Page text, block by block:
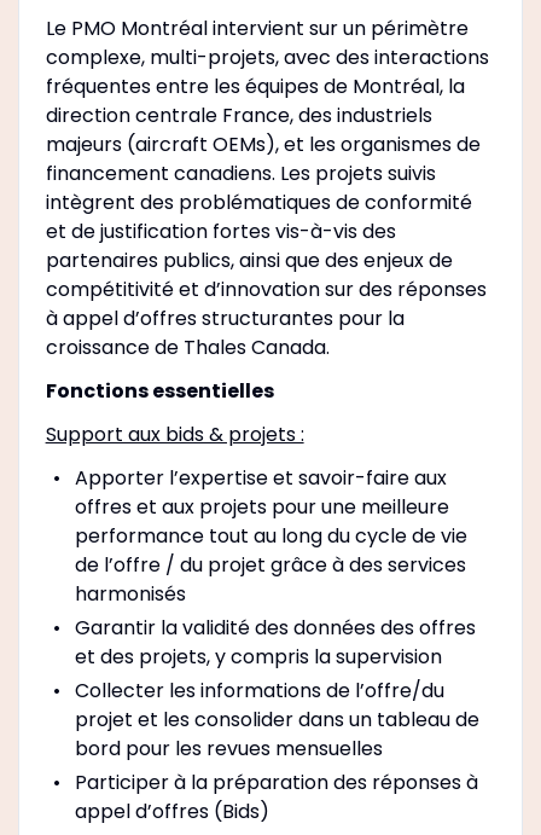
Le PMO Montréal intervient sur un périmètre
complexe, multi-projets, avec des interactions
fréquentes entre les équipes de Montréal, la
direction centrale France, des industriels
majeurs (aircraft OEMs), et les organismes de
financement canadiens. Les projets suivis
intègrent des problématiques de conformité
et de justification fortes vis-à-vis des
partenaires publics, ainsi que des enjeux de
compétitivité et d’innovation sur des réponses
à appel d’offres structurantes pour la
croissance de Thales Canada.
Fonctions essentielles
Support aux bids & projets :
Apporter l’expertise et savoir-faire aux
offres et aux projets pour une meilleure
performance tout au long du cycle de vie
de l’offre / du projet grâce à des services
harmonisés
Garantir la validité des données des offres
et des projets, y compris la supervision
Collecter les informations de l’offre/du
projet et les consolider dans un tableau de
bord pour les revues mensuelles
Participer à la préparation des réponses à
appel d’offres (Bids)